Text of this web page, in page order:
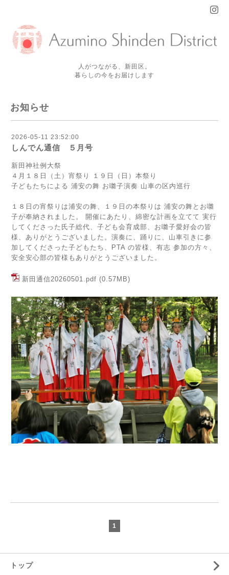
人がつながる、新田区。
暮らしの今をお届けします
お知らせ
2026-05-11 23:52:00
しんでん通信 ５月号
新田神社例大祭
４月１８日（土）宵祭り １９日（日）本祭り
子どもたちによる 浦安の舞 お囃子演奏 山車の区内巡行
１８日の宵祭りは浦安の舞、１９日の本祭りは 浦安の舞とお囃
子が奉納されました。 開催にあたり、綿密な計画を立てて 実行
してくださった氏子総代、子ども会育成部、お囃子愛好会の皆
様、ありがとうございました。演奏に、踊りに、山車引きに参
加してくださった子どもたち、PTA の皆様、有志 参加の方々、
安全安心部の皆様もありがとうございました。
新田通信20260501.pdf (0.57MB)
1
トップ